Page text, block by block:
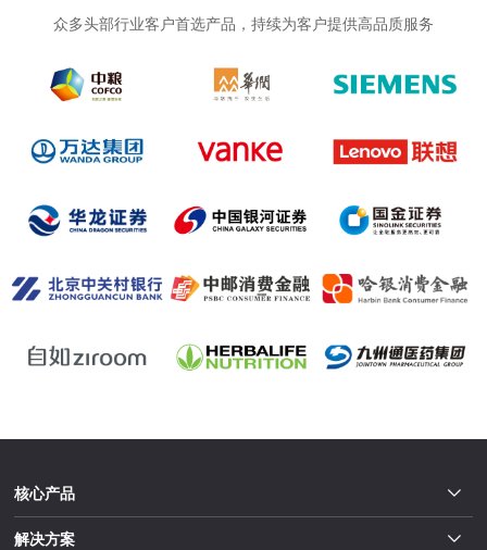
众多头部行业客户首选产品，持续为客户提供高品质服务
核心产品
解决方案